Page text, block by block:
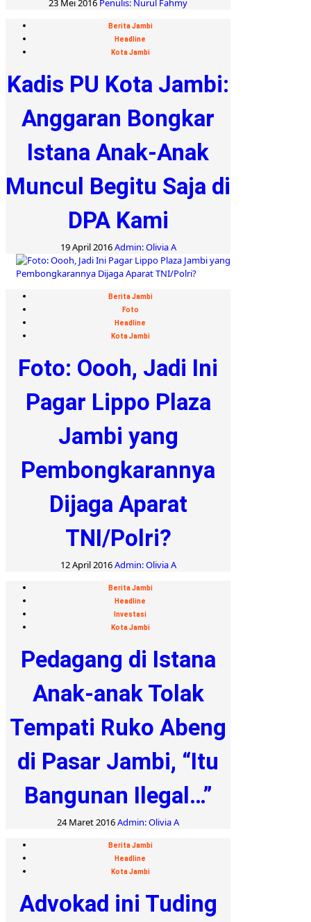
23 Mei 2016 Penulis: Nurul Fahmy
Berita Jambi
Headline
Kota Jambi
Kadis PU Kota Jambi:
Anggaran Bongkar
Istana Anak-Anak
Muncul Begitu Saja di
DPA Kami
19 April 2016Admin: Olivia A
Berita Jambi
Foto
Headline
Kota Jambi
Foto: Oooh, Jadi Ini
Pagar Lippo Plaza
Jambi yang
Pembongkarannya
Dijaga Aparat
TNI/Polri?
12 April 2016Admin: Olivia A
Berita Jambi
Headline
Investasi
Kota Jambi
Pedagang di Istana
Anak-anak Tolak
Tempati Ruko Abeng
di Pasar Jambi, “Itu
Bangunan Ilegal…”
24 Maret 2016Admin: Olivia A
Berita Jambi
Headline
Kota Jambi
Advokad ini Tuding